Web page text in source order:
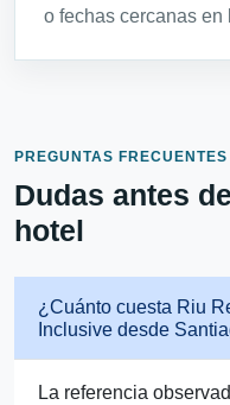
o fechas cercanas en
PREGUNTAS FRECUENTES
Dudas antes
hotel
¿Cuánto cuesta Riu
Inclusive desde
La referencia